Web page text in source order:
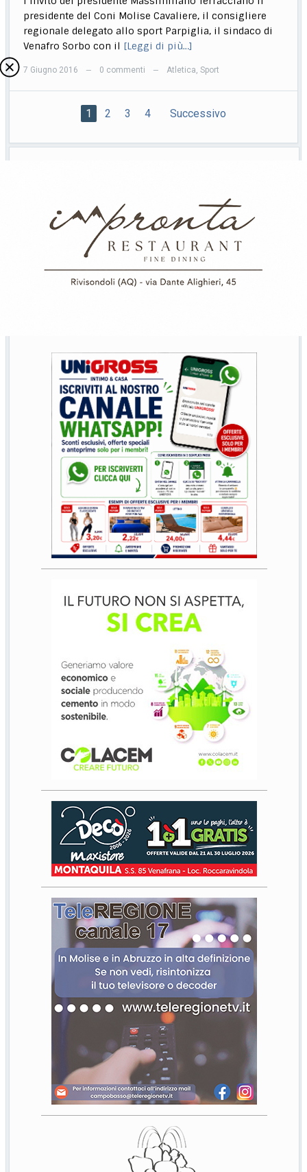
presidente del Coni Molise Cavaliere, il consigliere
regionale delegato allo sport Parpiglia, il sindaco di
Venafro Sorbo con il [Leggi di più…]
7 Giugno 2016 — 0 commenti — Atletica,Sport
1 2 3 4 Successivo